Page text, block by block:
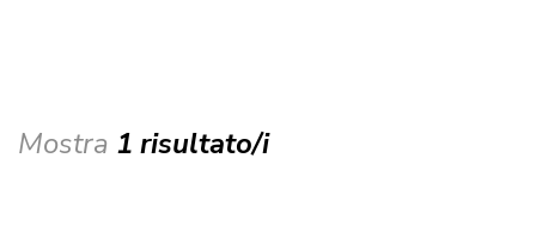
Mostra 1 risultato/i